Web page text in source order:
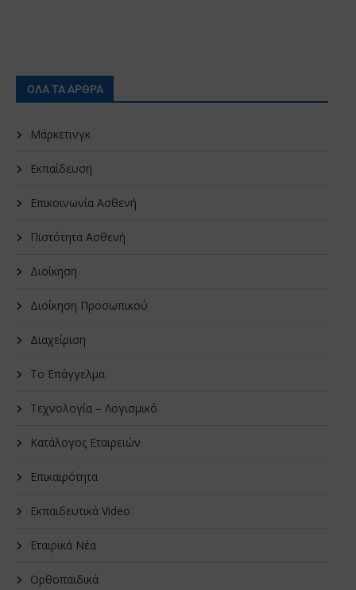
ΟΛΑ ΤΑ ΑΡΘΡΑ
Μάρκετινγκ
Εκπαίδευση
Επικοινωνία Ασθενή
Πιστότητα Ασθενή
Διοίκηση
Διοίκηση Προσωπικού
Διαχείριση
Το Επάγγελμα
Τεχνολογία – Λογισμικό
Κατάλογος Εταιρειών
Επικαιρότητα
Εκπαιδευτικά Video
Εταιρικά Νέα
Oρθοπαιδικά